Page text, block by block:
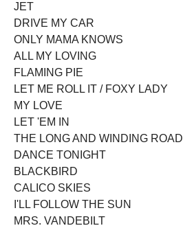
JET
DRIVE MY CAR
ONLY MAMA KNOWS
ALL MY LOVING
FLAMING PIE
LET ME ROLL IT / FOXY LADY
MY LOVE
LET 'EM IN
THE LONG AND WINDING ROAD
DANCE TONIGHT
BLACKBIRD
CALICO SKIES
I'LL FOLLOW THE SUN
MRS. VANDEBILT